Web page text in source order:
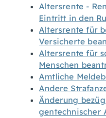
Altersrente -
Eintritt in den
Altersrente für
Versicherte
Altersrente für
Menschen
Amtliche
Andere
Änderung
gentechnischer